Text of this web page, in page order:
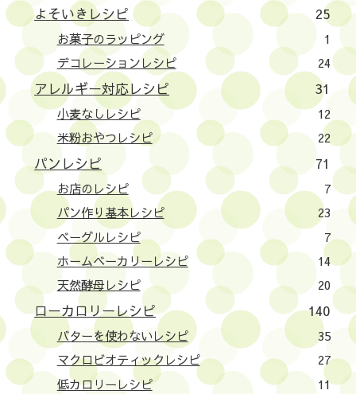
よそいきレシピ 25
お菓子のラッピング
1
デコレーションレシピ
24
アレルギー対応レシピ 31
小麦なしレシピ
12
米粉おやつレシピ
22
パンレシピ 71
お店のレシピ
7
パン作り基本レシピ
23
ベーグルレシピ
7
ホームベーカリーレシピ
14
天然酵母レシピ
20
ローカロリーレシピ 140
バターを使わないレシピ
35
マクロビオティックレシピ
27
低カロリーレシピ
11